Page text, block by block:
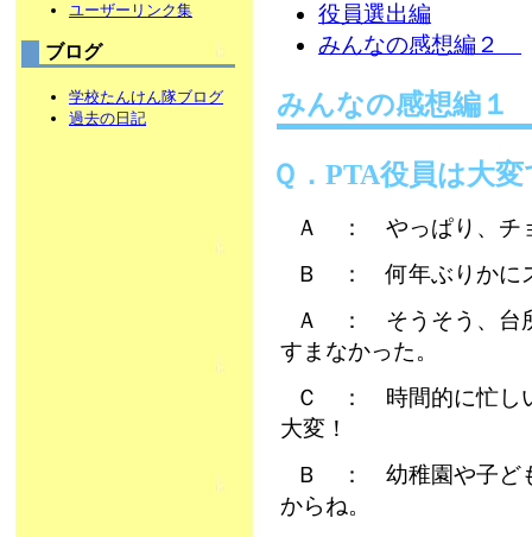
ユーザーリンク集
ブログ
学校たんけん隊ブログ
過去の日記
役員選出編
みんなの感想編２
みんなの感想編１
Ｑ．PTA役員は大
Ａ ： やっぱり、チ
Ｂ ： 何年ぶりかに
Ａ ： そうそう、台
すまなかった。
Ｃ ： 時間的に忙し
大変！
Ｂ ： 幼稚園や子ど
からね。